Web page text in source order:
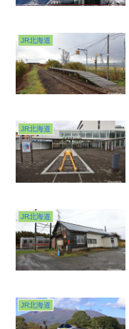
JR北海道
JR北海道
JR北海道
JR北海道